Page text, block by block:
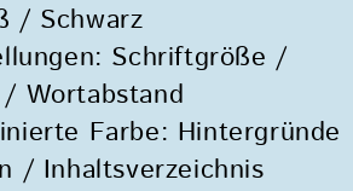
/ Schwarz
Schriftgröße /
Wortabstand
Farbe: Hintergründe
/ Inhaltsverzeichnis